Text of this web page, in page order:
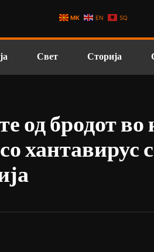
Свет Сторија
од бродот во
хантавирус
MK EN SQ